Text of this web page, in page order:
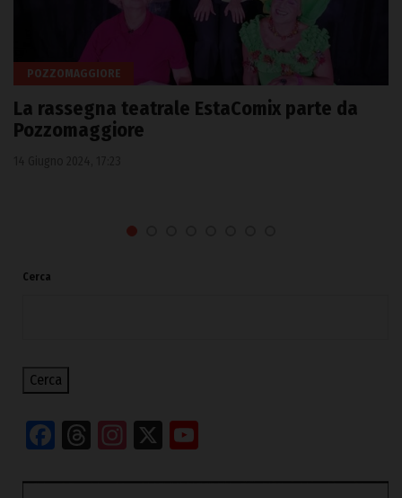
POZZOMAGGIORE
La rassegna teatrale EstaComix parte da
Pozzomaggiore
Cerca
Cerca
Facebook
Threads
Instagram
X